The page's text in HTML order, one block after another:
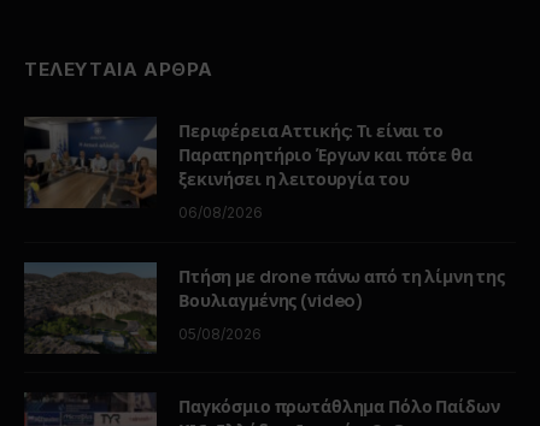
ΤΕΛΕΥΤΑΙΑ ΑΡΘΡΑ
Περιφέρεια Αττικής: Τι είναι το
Παρατηρητήριο Έργων και πότε θα
ξεκινήσει η λειτουργία του
06/08/2026
Πτήση με drone πάνω από τη λίμνη της
Βουλιαγμένης (video)
05/08/2026
Παγκόσμιο πρωτάθλημα Πόλο Παίδων